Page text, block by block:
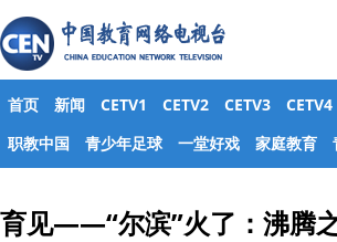
首页 新闻 CETV1 CETV2 CETV3 CETV4
职教中国
青少年足球 一堂好戏 家庭教育
育见——“尔滨”火了：沸腾